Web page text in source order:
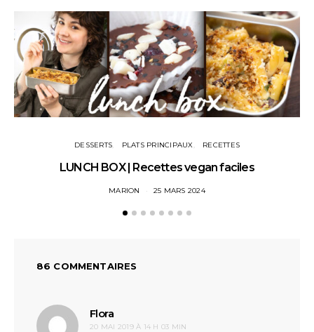
DESSERTS PLATS PRINCIPAUX RECETTES
LUNCH BOX | Recettes vegan faciles
MARION 25 MARS 2024
86 COMMENTAIRES
Flora
20 MAI 2019 À 14 H 03 MIN